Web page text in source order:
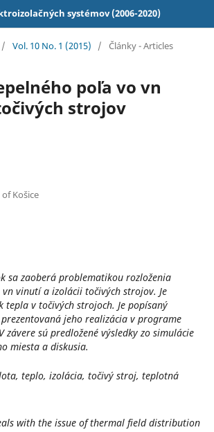
systémov (2006-2020)
/ Vol. 10 No. 1 (2015) / Články - Articles
poľa vo vn
strojov
Košice
sa zaoberá problematikou rozloženia
vinutí a izolácii točivých strojov. Je
tepla vtočivých strojoch. Je popísaný
jeho realizácia v programe
závere sú predložené výsledky zo simulácie
miesta a diskusia.
teplo, izolácia, točivý stroj, teplotná
with the issue of thermal field distribution